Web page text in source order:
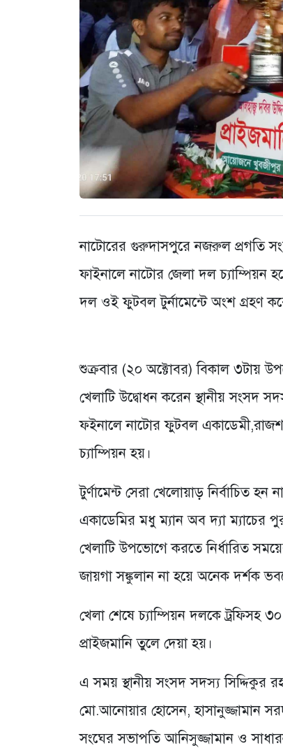
নাটোরের গুরুদাসপুরে নজরুল প্রগতি
ফাইনালে নাটোর জেলা দল চ্যাম্পিয়ন
দল ওই ফুটবল টুর্নামেন্টে অংশ গ্রহণ
শুক্রবার (২০ অক্টোবর) বিকাল ৩টায়
খেলাটি উদ্বোধন করেন স্থানীয় সংসদ
ফইনালে নাটোর ফুটবল
চ্যাম্পিয়ন হয়।
টুর্ণামেন্ট সেরা খেলোয়াড় নির্বাচিত
একাডেমির মধু ম্যান অব দ্যা ম্যাচের
খেলাটি উপভোগে করতে নির্ধারিত
জায়গা সঙ্কুলান না হয়ে অনেক দর্শক
খেলা শেষে চ্যাম্পিয়ন দলকে ট্রফিসহ
প্রাইজমানি তুলে দেয়া হয়।
এ সময় স্থানীয় সংসদ সদস্য সিদ্দিকুর
মো.আনোয়ার হোসেন, হাসানুজ্জামান
সংঘের সভাপতি আনিসুজ্জামান ও